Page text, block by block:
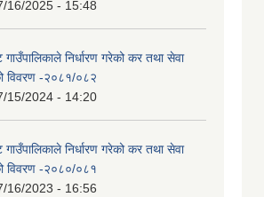
16/2025 - 15:48
निर्धारण गरेको कर तथा सेवा
विवरण -२०८१/०८२
15/2024 - 14:20
निर्धारण गरेको कर तथा सेवा
विवरण -२०८०/०८१
16/2023 - 16:56